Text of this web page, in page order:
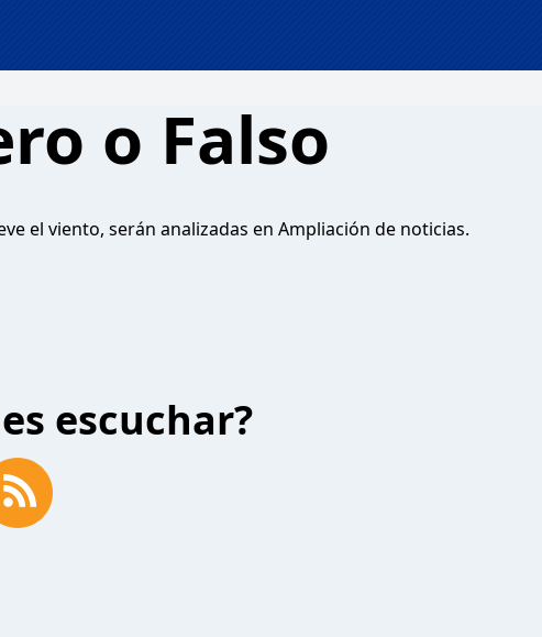
o Falso
el viento, serán analizadas en Ampliación de noticias.
escuchar?